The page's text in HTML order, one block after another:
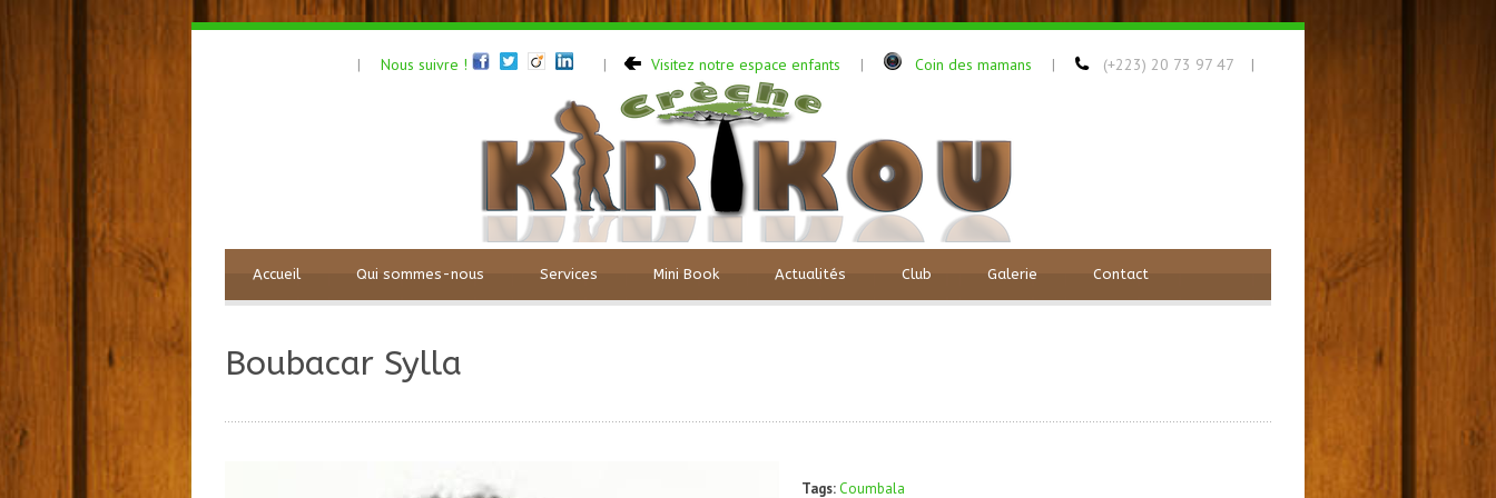
| Nous suivre ! | Visitez notre espace enfants | Coin des mamans | (+223) 20 73 97 47 |
Accueil Qui sommes-nous Services Mini Book Actualités Club Galerie Contact
Boubacar Sylla
Tags: Coumbala